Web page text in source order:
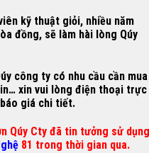
kỹ thuật giỏi, nhiều năm
đồng, sẽ làm hài lòng Qúy
công ty có nhu cầu cần mua
xin vui lòng điện thoại trực
giá chi tiết.
Qúy Cty đã tin tưởng sử dụng
81 trong thời gian qua.